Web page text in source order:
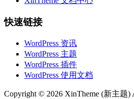
快速链接
WordPress 资讯
WordPress 主题
WordPress 插件
WordPress 使用文档
Copyright © 2026 XinTheme (新主题)